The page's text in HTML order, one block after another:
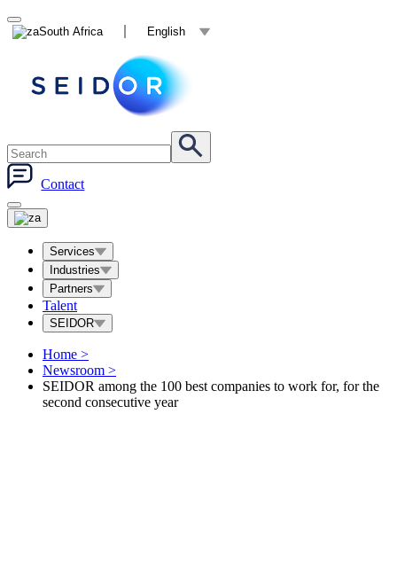
South Africa English
Contact
Services
Industries
Partners
Talent
SEIDOR
Home >
Newsroom >
SEIDOR among the 100 best companies to work for, for the
second consecutive year